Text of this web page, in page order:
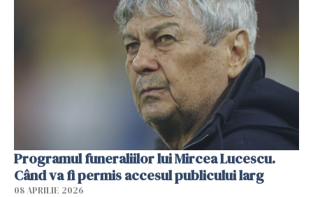
Programul funeraliilor lui Mircea Lucescu.
Când va fi permis accesul publicului larg
08 APRILIE 2026